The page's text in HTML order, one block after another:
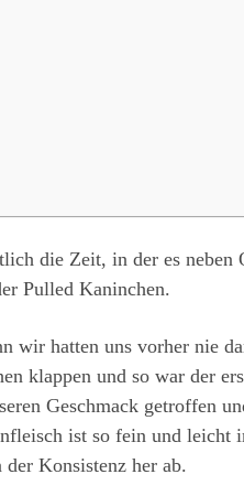
die Zeit, in der es
Pulled Kaninchen.
wir hatten uns vorher nie
klappen und so war der
Geschmack getroffen
ist so fein und leicht
Konsistenz her ab.